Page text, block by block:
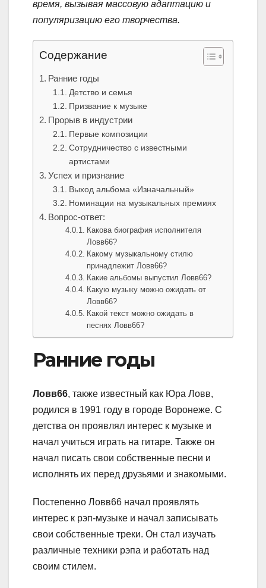
время, вызывая массовую адаптацию и
популяризацию его творчества.
Содержание
Ранние годы
Детство и семья
Призвание к музыке
Прорыв в индустрии
Первые композиции
Сотрудничество с известными
артистами
Успех и признание
Выход альбома «Изначальный»
Номинации на музыкальных премиях
Вопрос-ответ:
Какова биография исполнителя
Ловв66?
Какому музыкальному стилю
принадлежит Ловв66?
Какие альбомы выпустил Ловв66?
Какую музыку можно ожидать от
Ловв66?
Какой текст можно ожидать в
песнях Ловв66?
Ранние годы
Ловв66, также известный как Юра Ловв,
родился в 1991 году в городе Воронеже. С
детства он проявлял интерес к музыке и
начал учиться играть на гитаре. Также он
начал писать свои собственные песни и
исполнять их перед друзьями и знакомыми.
Постепенно Ловв66 начал проявлять
интерес к рэп-музыке и начал записывать
свои собственные треки. Он стал изучать
различные техники рэпа и работать над
своим стилем.